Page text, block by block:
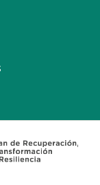
opens in a new